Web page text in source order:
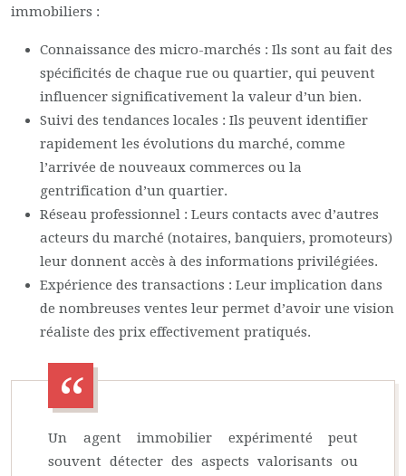
immobiliers :
Connaissance des micro-marchés : Ils sont au fait des
spécificités de chaque rue ou quartier, qui peuvent
influencer significativement la valeur d’un bien.
Suivi des tendances locales : Ils peuvent identifier
rapidement les évolutions du marché, comme
l’arrivée de nouveaux commerces ou la
gentrification d’un quartier.
Réseau professionnel : Leurs contacts avec d’autres
acteurs du marché (notaires, banquiers, promoteurs)
leur donnent accès à des informations privilégiées.
Expérience des transactions : Leur implication dans
de nombreuses ventes leur permet d’avoir une vision
réaliste des prix effectivement pratiqués.
Un agent immobilier expérimenté peut
souvent détecter des aspects valorisants ou